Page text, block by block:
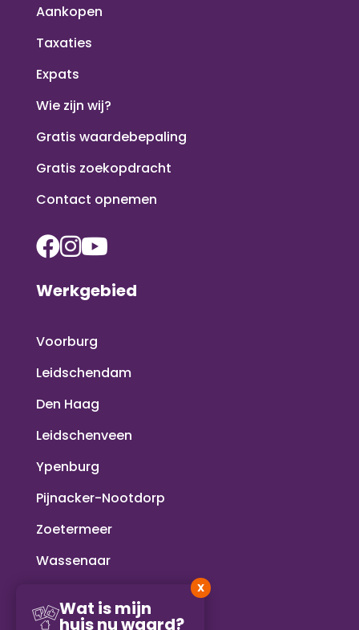
Aankopen
Taxaties
Expats
Wie zijn wij?
Gratis waardebepaling
Gratis zoekopdracht
Contact opnemen
Werkgebied
Voorburg
Leidschendam
Den Haag
Leidschenveen
Ypenburg
Pijnacker-Nootdorp
Zoetermeer
Wassenaar
Rijswijk
Wat is mijn
huis nu waard?
X